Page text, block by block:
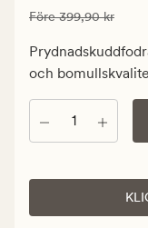
239,94
kr.
Ordinarie
Ordinarie pris 399,90
Före399,90 kr
och
Antal